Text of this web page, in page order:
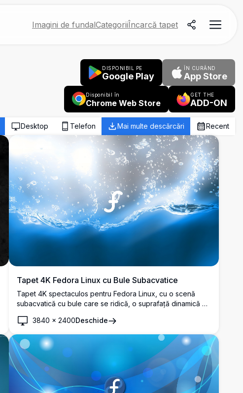
Imagini de fundalCategoriiÎncarcă tapet
DISPONIBIL PE
Google Play
ÎN CURÂND
App Store
Disponibil în
Chrome Web Store
GET THE
ADD-ON
Desktop Telefon Mai multe descărcări Recent
Tapet 4K Fedora Linux cu Bule Subacvatice
Tapet 4K spectaculos pentru Fedora Linux, cu o scenă
subacvatică cu bule care se ridică, o suprafață dinamică a
Fedora plutește elegant printre razele de apă cristalină și
lumină.
3840 × 2400Deschide